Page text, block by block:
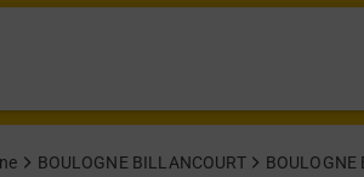
BOULOGNE BILLANCOURT BOULOGNE